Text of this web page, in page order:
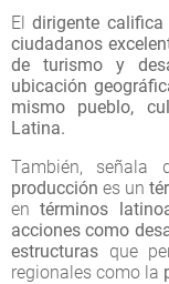
Eldirigente califica
ciudadanos
de turismo y
ubicación
mismo pueblo,
Latina.
También, señala
producción es un
entérminos
acciones como
estructuras que
regionales como la